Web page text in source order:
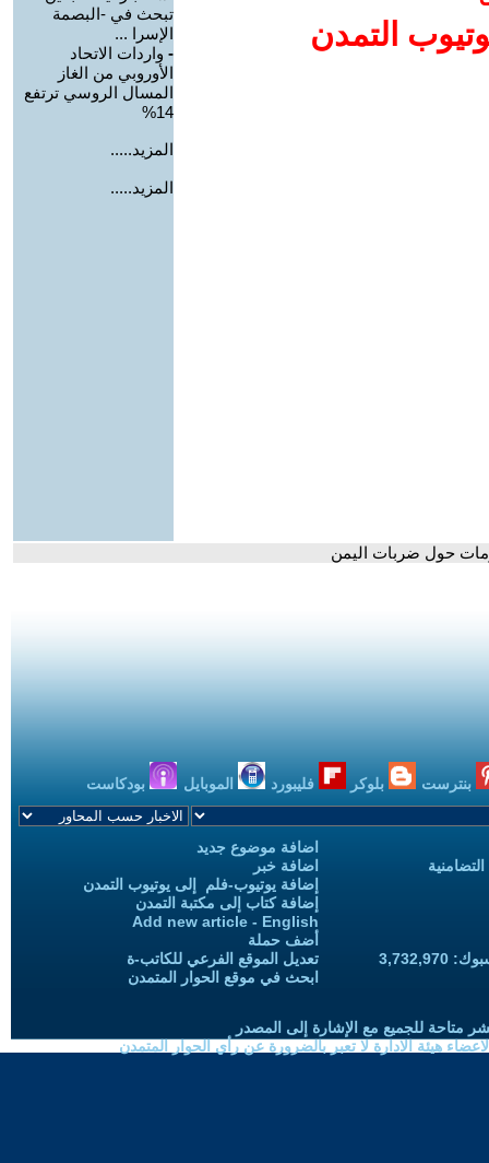
التمدن
تبحث في -البصمة
الإسرا ...
- واردات الاتحاد
الأوروبي من الغاز
المسال الروسي ترتفع
14%
المزيد.....
المزيد.....
حول ضربات اليمن
بنترست بلوكر فليبورد الموبايل بودكاست
اضافة موضوع جديد
اضافة خبر
إضافة يوتيوب-فلم إلى يوتيوب التمدن
إضافة كتاب إلى مكتبة التمدن
Add new article - English
أضف حملة
تعديل الموقع الفرعي للكاتب-ة
ابحث في موقع الحوار المتمدن
متاحة للجميع مع الإشارة إلى المصدر
هيئة الادارة لا تعبر بالضرورة عن رأي الحوار المتمدن